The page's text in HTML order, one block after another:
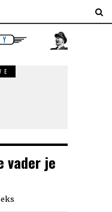
vader je